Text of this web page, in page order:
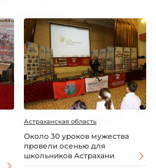
Астраханская область
Около 30 уроков мужества
провели осенью для
школьников Астрахани